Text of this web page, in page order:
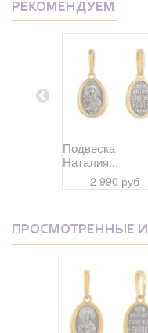
РЕКОМЕНДУЕМ
Подвеска
Наталия...
2 990 руб
ПРОСМОТРЕННЫЕ